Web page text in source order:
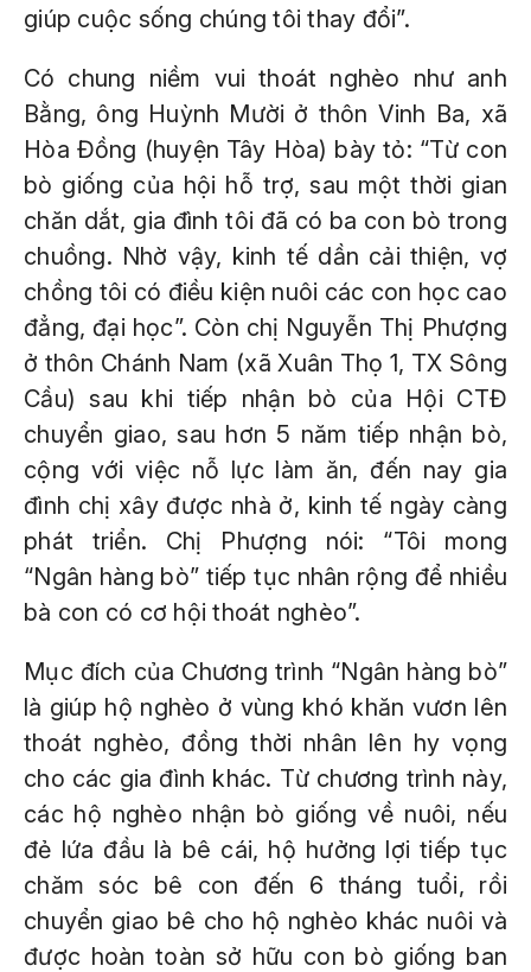
giúp cuộc sống chúng tôi thay đổi”.
Có chung niềm vui thoát nghèo như anh
Bằng, ông Huỳnh Mười ở thôn Vinh Ba, xã
Hòa Đồng (huyện Tây Hòa) bày tỏ: “Từ con
bò giống của hội hỗ trợ, sau một thời gian
chăn dắt, gia đình tôi đã có ba con bò trong
chuồng. Nhờ vậy, kinh tế dần cải thiện, vợ
chồng tôi có điều kiện nuôi các con học cao
đẳng, đại học”. Còn chị Nguyễn Thị Phượng
ở thôn Chánh Nam (xã Xuân Thọ 1, TX Sông
Cầu) sau khi tiếp nhận bò của Hội CTĐ
chuyển giao, sau hơn 5 năm tiếp nhận bò,
cộng với việc nỗ lực làm ăn, đến nay gia
đình chị xây được nhà ở, kinh tế ngày càng
phát triển. Chị Phượng nói: “Tôi mong
“Ngân hàng bò” tiếp tục nhân rộng để nhiều
bà con có cơ hội thoát nghèo”.
Mục đích của Chương trình “Ngân hàng bò”
là giúp hộ nghèo ở vùng khó khăn vươn lên
thoát nghèo, đồng thời nhân lên hy vọng
cho các gia đình khác. Từ chương trình này,
các hộ nghèo nhận bò giống về nuôi, nếu
đẻ lứa đầu là bê cái, hộ hưởng lợi tiếp tục
chăm sóc bê con đến 6 tháng tuổi, rồi
chuyển giao bê cho hộ nghèo khác nuôi và
được hoàn toàn sở hữu con bò giống ban